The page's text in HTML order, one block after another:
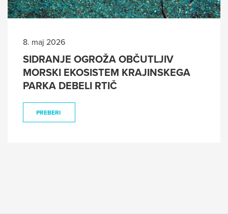
8. maj 2026
SIDRANJE OGROŽA OBČUTLJIV
MORSKI EKOSISTEM KRAJINSKEGA
PARKA DEBELI RTIČ
PREBERI